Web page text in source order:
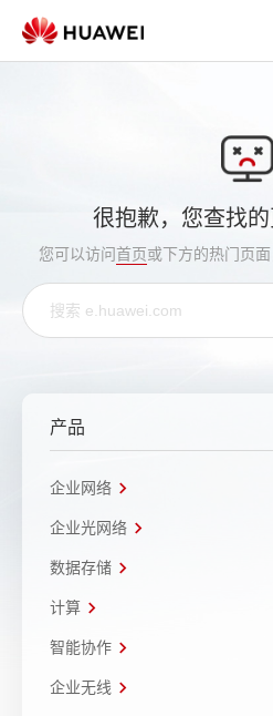
很抱歉，您查找
您可以访问首页或下方的热门页
产品
企业网络
企业光网络
数据存储
计算
智能协作
企业无线